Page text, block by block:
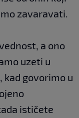
zavaravati.
a ono
uzeti u
govorimo u
ističete